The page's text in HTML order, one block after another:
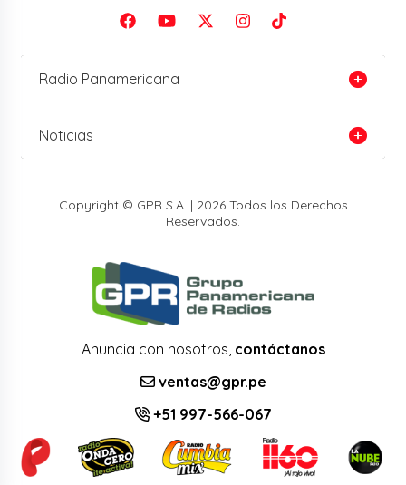
Radio Panamericana
Noticias
Copyright © GPR S.A. | 2026 Todos los Derechos
Reservados.
Anuncia con nosotros, contáctanos
ventas@gpr.pe
+51 997-566-067